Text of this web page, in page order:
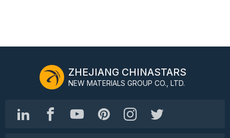
ZHEJIANG CHINASTARS
NEW MATERIALS GROUP CO., LTD.